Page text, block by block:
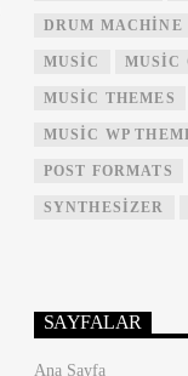
DRUM MACHINE
MUSIC MUSIC
MUSIC THEMES
MUSIC WP
POST FORMATS
SYNTHESIZER
SAYFALAR
Ana Sayfa